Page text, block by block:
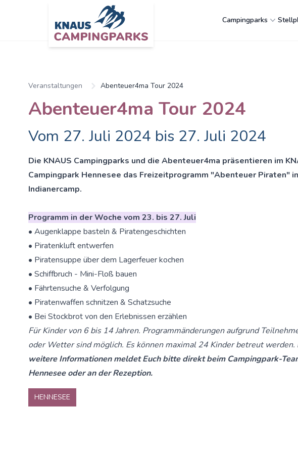
Campingparks
Veranstaltungen Abenteuer4ma Tour 2024
Abenteuer4ma Tour 2024
Vom 27. Juli 2024 bis 27. Juli 2024
Die KNAUS Campingparks und die Abenteuer4ma präsentieren im
Campingpark Hennesee das Freizeitprogramm "Abenteuer Piraten"
Indianercamp.
Programm in der Woche vom 23. bis 27. Juli
• Augenklappe basteln & Piratengeschichten
• Piratenkluft entwerfen
• Piratensuppe über dem Lagerfeuer kochen
• Schiffbruch - Mini-Floß bauen
• Fährtensuche & Verfolgung
• Piratenwaffen schnitzen & Schatzsuche
• Bei Stockbrot von den Erlebnissen erzählen
Für Kinder von 6 bis 14 Jahren. Programmänderungen aufgrund
oder Wetter sind möglich. Es können maximal 24 Kinder betreut werden.
weitere Informationen meldet Euch bitte direkt beim Campingpark-
Hennesee oder an der Rezeption.
HENNESEE